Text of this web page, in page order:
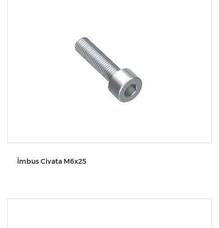
İmbus Civata M6x25